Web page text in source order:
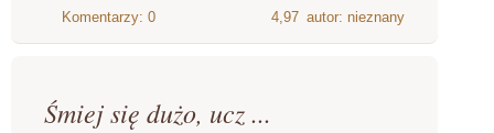
4,97 autor: nieznany
Śmiej się dużo, ucz ...